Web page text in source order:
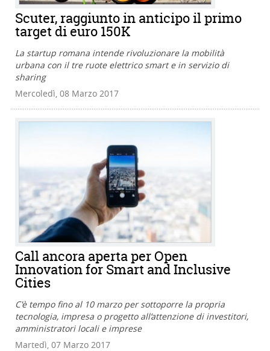
Scuter, raggiunto in anticipo il primo
target di euro 150K
La startup romana intende rivoluzionare la mobilità
urbana con il tre ruote elettrico smart e in servizio di
sharing
Mercoledì, 08 Marzo 2017
Call ancora aperta per Open
Innovation for Smart and Inclusive
Cities
C'è tempo fino al 10 marzo per sottoporre la propria
tecnologia, impresa o progetto all’attenzione di investitori,
amministratori locali e imprese
Martedì, 07 Marzo 2017